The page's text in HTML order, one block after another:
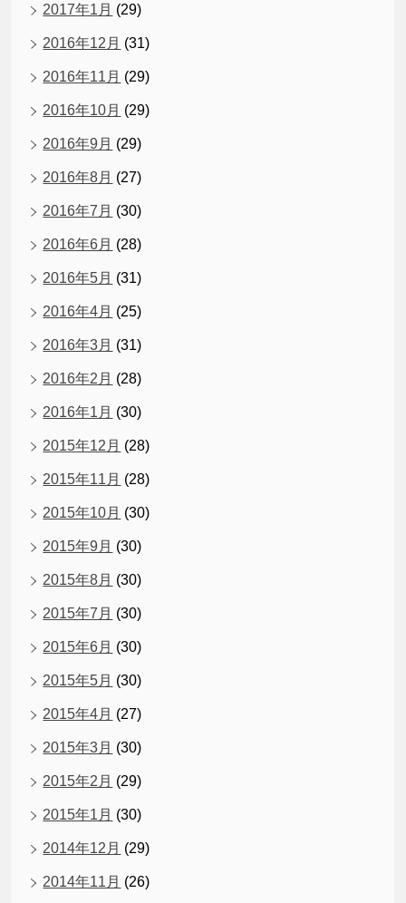
2017年1月 (29)
2016年12月 (31)
2016年11月 (29)
2016年10月 (29)
2016年9月 (29)
2016年8月 (27)
2016年7月 (30)
2016年6月 (28)
2016年5月 (31)
2016年4月 (25)
2016年3月 (31)
2016年2月 (28)
2016年1月 (30)
2015年12月 (28)
2015年11月 (28)
2015年10月 (30)
2015年9月 (30)
2015年8月 (30)
2015年7月 (30)
2015年6月 (30)
2015年5月 (30)
2015年4月 (27)
2015年3月 (30)
2015年2月 (29)
2015年1月 (30)
2014年12月 (29)
2014年11月 (26)